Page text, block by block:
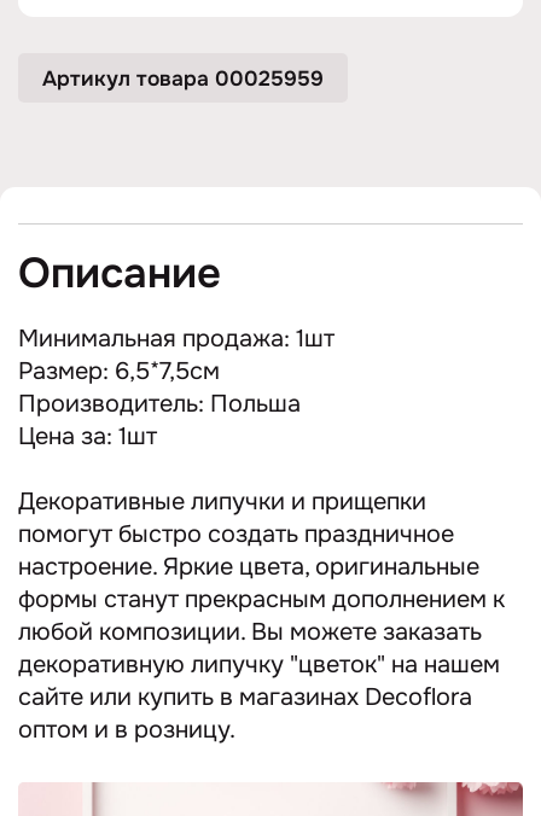
Артикул товара 00025959
Описание
Минимальная продажа: 1шт
Размер: 6,5*7,5см
Производитель: Польша
Цена за: 1шт
Декоративные липучки и прищепки
помогут быстро создать праздничное
настроение. Яркие цвета, оригинальные
формы станут прекрасным дополнением к
любой композиции. Вы можете заказать
декоративную липучку "цветок" на нашем
сайте или купить в магазинах Decoflora
оптом и в розницу.